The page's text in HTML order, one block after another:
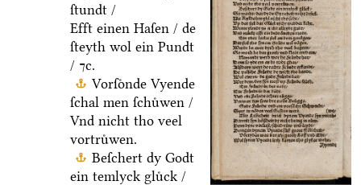
ſtundt /
Efft einen Haſen / de
ſteyth wol ein Pundt
/ ⁊c.
Vorſoͤnde Vyende
ſchal men ſchuͤwen /
Vnd nicht tho veel
vortruͤwen.
Beſchert dy Godt
ein temlyck gluͤck /